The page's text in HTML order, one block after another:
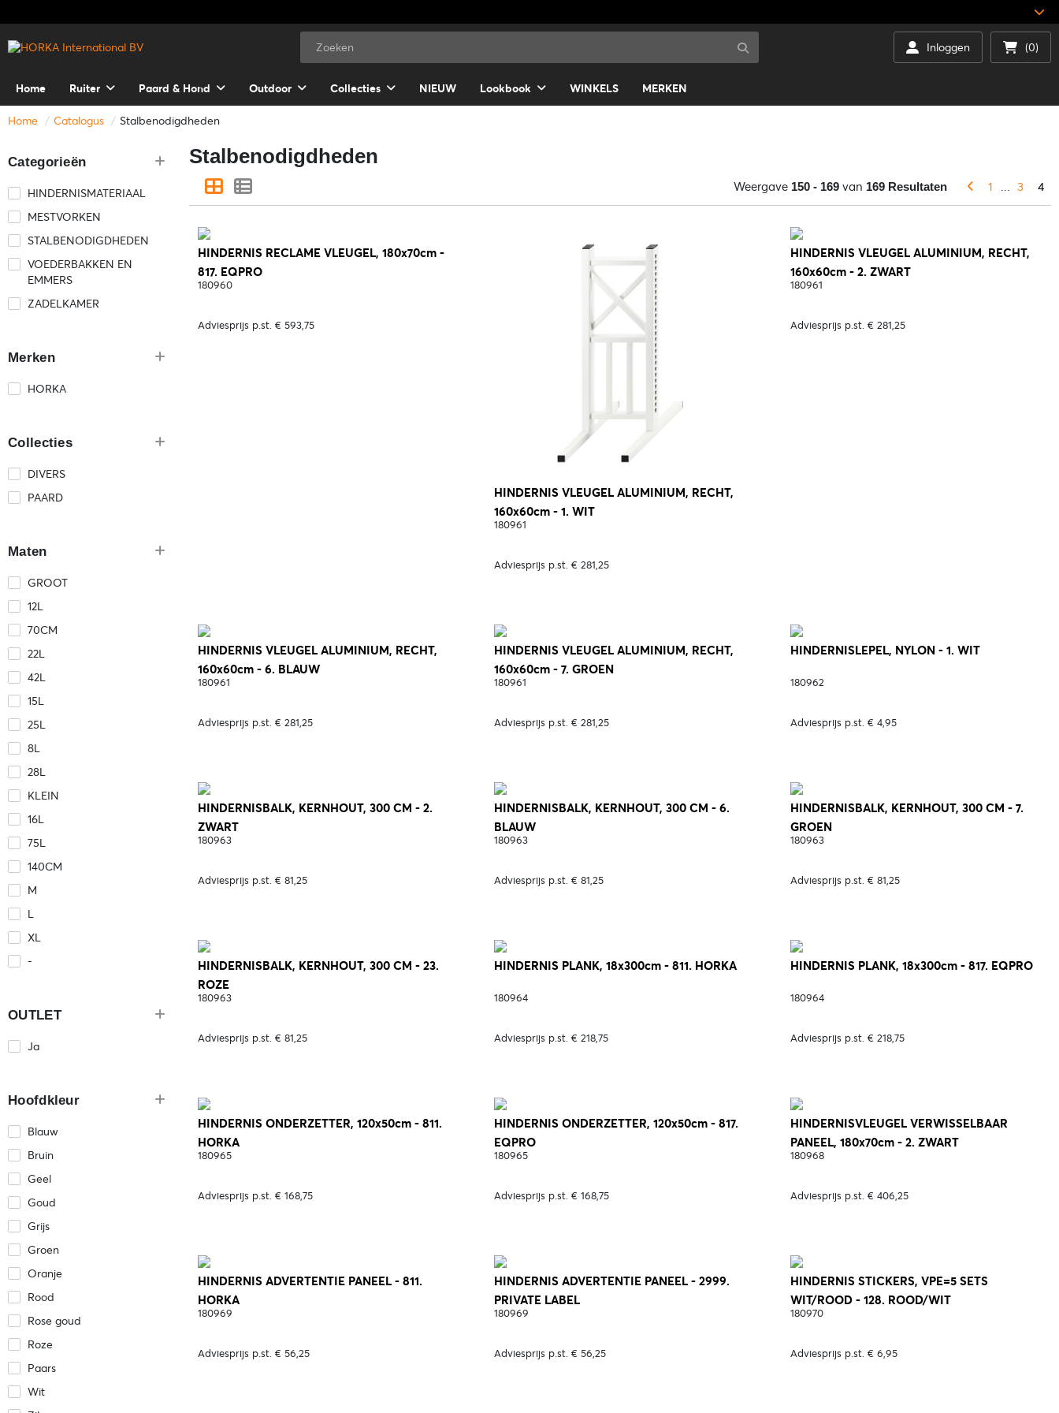
Inloggen (0)
Home Ruiter Paard & Hond Outdoor Collecties NIEUW Lookbook WINKELS MERKEN
Home Catalogus Stalbenodigdheden
Categorieën
HINDERNISMATERIAAL
MESTVORKEN
STALBENODIGDHEDEN
VOEDERBAKKEN EN
EMMERS
ZADELKAMER
Merken
HORKA
Collecties
DIVERS
PAARD
Maten
GROOT
12L
70CM
22L
42L
15L
25L
8L
28L
KLEIN
16L
75L
140CM
M
L
XL
-
OUTLET
Ja
Hoofdkleur
Blauw
Bruin
Geel
Goud
Grijs
Groen
Oranje
Rood
Rose goud
Roze
Paars
Wit
Stalbenodigdheden
Weergave 150 - 169 van 169 Resultaten 1 ... 3 4
HINDERNIS RECLAME VLEUGEL, 180x70cm -
817. EQPRO
180960
Adviesprijs p.st. € 593,75
HINDERNIS VLEUGEL ALUMINIUM, RECHT,
160x60cm - 1. WIT
180961
Adviesprijs p.st. € 281,25
HINDERNIS VLEUGEL ALUMINIUM, RECHT,
160x60cm - 2. ZWART
180961
Adviesprijs p.st. € 281,25
HINDERNIS VLEUGEL ALUMINIUM, RECHT,
160x60cm - 6. BLAUW
180961
Adviesprijs p.st. € 281,25
HINDERNIS VLEUGEL ALUMINIUM, RECHT,
160x60cm - 7. GROEN
180961
Adviesprijs p.st. € 281,25
HINDERNISLEPEL, NYLON - 1. WIT
180962
Adviesprijs p.st. € 4,95
HINDERNISBALK, KERNHOUT, 300 CM - 2.
ZWART
180963
Adviesprijs p.st. € 81,25
HINDERNISBALK, KERNHOUT, 300 CM - 6.
BLAUW
180963
Adviesprijs p.st. € 81,25
HINDERNISBALK, KERNHOUT, 300 CM - 7.
GROEN
180963
Adviesprijs p.st. € 81,25
HINDERNISBALK, KERNHOUT, 300 CM - 23.
ROZE
180963
Adviesprijs p.st. € 81,25
HINDERNIS PLANK, 18x300cm - 811. HORKA
180964
Adviesprijs p.st. € 218,75
HINDERNIS PLANK, 18x300cm - 817. EQPRO
180964
Adviesprijs p.st. € 218,75
HINDERNIS ONDERZETTER, 120x50cm - 811.
HORKA
180965
Adviesprijs p.st. € 168,75
HINDERNIS ONDERZETTER, 120x50cm - 817.
EQPRO
180965
Adviesprijs p.st. € 168,75
HINDERNISVLEUGEL VERWISSELBAAR
PANEEL, 180x70cm - 2. ZWART
180968
Adviesprijs p.st. € 406,25
HINDERNIS ADVERTENTIE PANEEL - 811.
HORKA
180969
Adviesprijs p.st. € 56,25
HINDERNIS ADVERTENTIE PANEEL - 2999.
PRIVATE LABEL
180969
Adviesprijs p.st. € 56,25
HINDERNIS STICKERS, VPE=5 SETS
WIT/ROOD - 128. ROOD/WIT
180970
Adviesprijs p.st. € 6,95